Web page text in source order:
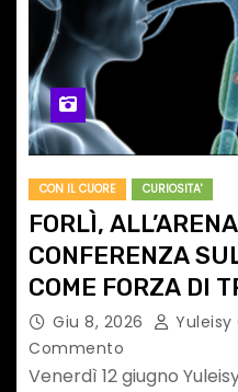
CON IL CUORE CURIOSITA'
FORLÌ,
CONFERENZA
COME FORZA DI
UMANA
Giu 8, 2026 Yuleisy
Commento
Venerdì 12 giugno